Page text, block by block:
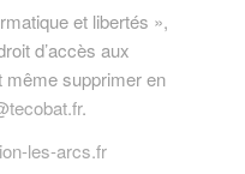
et libertés »,
d’accès aux
même supprimer en
.
les-arcs.fr